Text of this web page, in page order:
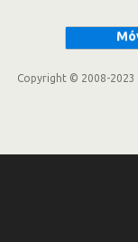
Copyright © 2008-2023